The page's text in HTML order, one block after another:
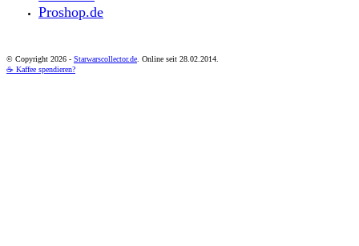
Proshop.de
© Copyright 2026 - Starwarscollector.de. Online seit 28.02.2014.
☕ Kaffee spendieren?